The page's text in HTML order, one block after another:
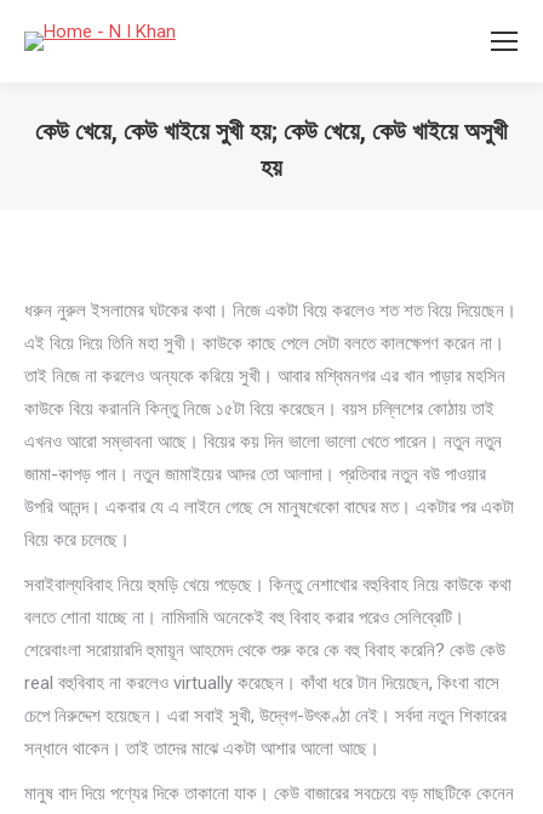
কেউ খেয়ে, কেউ খাইয়ে সুখী হয়; কেউ খেয়ে, কেউ খাইয়ে অসুখী
হয়
ধরুন নুরুল ইসলামের ঘটকের কথা। নিজে একটা বিয়ে করলেও শত শত বিয়ে দিয়েছেন।
এই বিয়ে দিয়ে তিনি মহা সুখী। কাউকে কাছে পেলে সেটা বলতে কালক্ষেপণ করেন না।
তাই নিজে না করলেও অন্যকে করিয়ে সুখী। আবার মশ্বিমনগর এর খান পাড়ার মহসিন
কাউকে বিয়ে করাননি কিন্তু নিজে ১৫টা বিয়ে করেছেন। বয়স চল্লিশের কোঠায় তাই
এখনও আরো সম্ভাবনা আছে। বিয়ের কয় দিন ভালো ভালো খেতে পারেন। নতুন নতুন
জামা-কাপড় পান। নতুন জামাইয়ের আদর তো আলাদা। প্রতিবার নতুন বউ পাওয়ার
উপরি আনন্দ। একবার যে এ লাইনে গেছে সে মানুষখেকো বাঘের মত। একটার পর একটা
বিয়ে করে চলেছে।
সবাইবাল্যবিবাহ নিয়ে হুমড়ি খেয়ে পড়েছে। কিন্তু নেশাখোর বহুবিবাহ নিয়ে কাউকে কথা
বলতে শোনা যাচ্ছে না। নামিদামি অনেকেই বহু বিবাহ করার পরেও সেলিব্রেটি।
শেরেবাংলা সরোয়ারদি হুমায়ূন আহমেদ থেকে শুরু করে কে বহু বিবাহ করেনি? কেউ কেউ
real বহুবিবাহ না করলেও virtually করেছেন। কাঁথা ধরে টান দিয়েছেন, কিংবা বাসে
চেপে নিরুদ্দেশ হয়েছেন। এরা সবাই সুখী, উদ্বেগ-উৎকণ্ঠা নেই। সর্বদা নতুন শিকারের
সন্ধানে থাকেন। তাই তাদের মাঝে একটা আশার আলো আছে।
মানুষ বাদ দিয়ে পণ্যের দিকে তাকানো যাক। কেউ বাজারের সবচেয়ে বড় মাছটিকে কেনেন